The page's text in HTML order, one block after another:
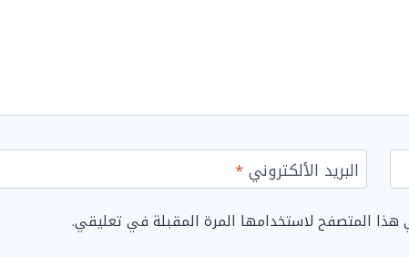
البريد الألكتروني*
هذا المتصفح لاستخدامها المرة المقبلة في تعليقي.